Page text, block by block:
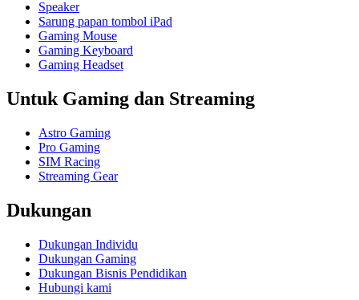
Speaker
Sarung papan tombol iPad
Gaming Mouse
Gaming Keyboard
Gaming Headset
Untuk Gaming dan Streaming
Astro Gaming
Pro Gaming
SIM Racing
Streaming Gear
Dukungan
Dukungan Individu
Dukungan Gaming
Dukungan Bisnis Pendidikan
Hubungi kami